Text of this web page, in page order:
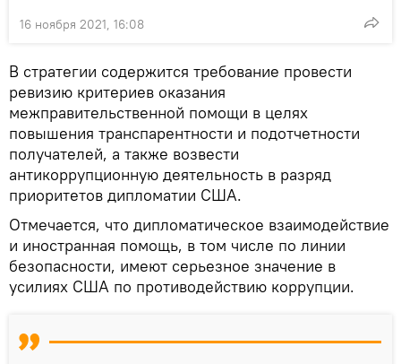
16 ноября 2021, 16:08
В стратегии содержится требование провести
ревизию критериев оказания
межправительственной помощи в целях
повышения транспарентности и подотчетности
получателей, а также возвести
антикоррупционную деятельность в разряд
приоритетов дипломатии США.
Отмечается, что дипломатическое взаимодействие
и иностранная помощь, в том числе по линии
безопасности, имеют серьезное значение в
усилиях США по противодействию коррупции.